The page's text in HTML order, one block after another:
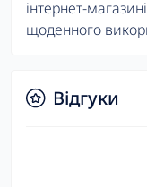
інтернет-
щоденного
Відгуки